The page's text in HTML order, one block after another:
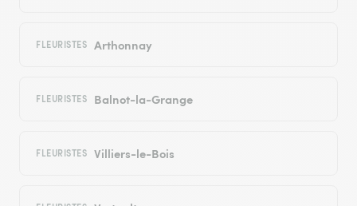
FLEURISTES Arthonnay
FLEURISTES Balnot-la-Grange
FLEURISTES Villiers-le-Bois